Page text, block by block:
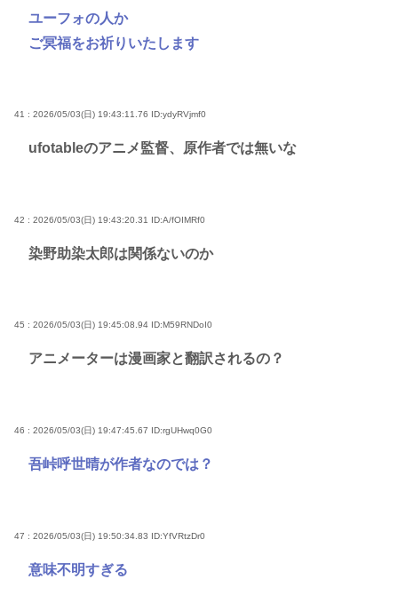
ユーフォの人か
ご冥福をお祈りいたします
41 : 2026/05/03(日) 19:43:11.76 ID:ydyRVjmf0
ufotableのアニメ監督、原作者では無いな
42 : 2026/05/03(日) 19:43:20.31 ID:A/fOIMRf0
染野助染太郎は関係ないのか
45 : 2026/05/03(日) 19:45:08.94 ID:M59RNDoI0
アニメーターは漫画家と翻訳されるの？
46 : 2026/05/03(日) 19:47:45.67 ID:rgUHwq0G0
吾峠呼世晴が作者なのでは？
47 : 2026/05/03(日) 19:50:34.83 ID:YfVRtzDr0
意味不明すぎる